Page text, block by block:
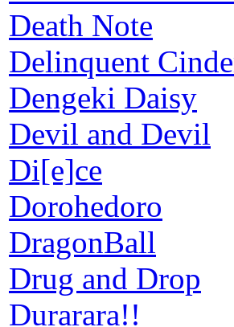
Death Note
Delinquent
Dengeki Daisy
Devil and Devil
Di[e]ce
Dorohedoro
DragonBall
Drug and Drop
Durarara!!